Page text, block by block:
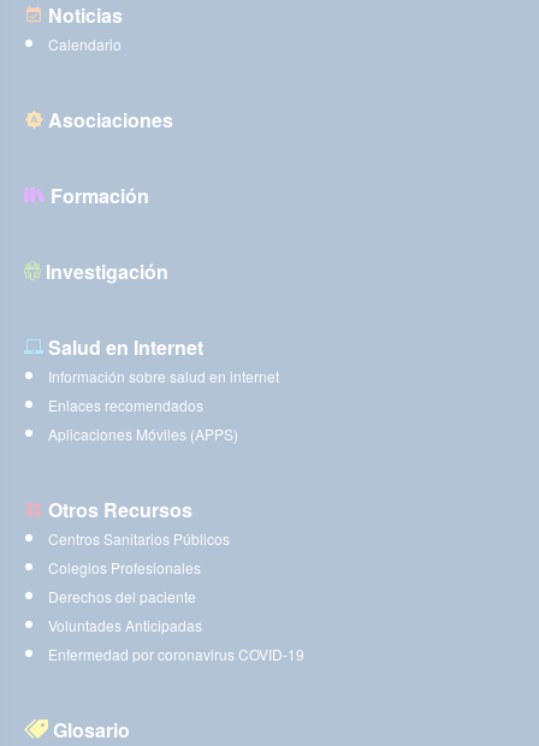
Noticias
Calendario
Asociaciones
Formación
Investigación
Salud en Internet
Información sobre salud en internet
Enlaces recomendados
Aplicaciones Móviles (APPS)
Otros Recursos
Centros Sanitarios Públicos
Colegios Profesionales
Derechos del paciente
Voluntades Anticipadas
Enfermedad por coronavirus COVID-19
Glosario